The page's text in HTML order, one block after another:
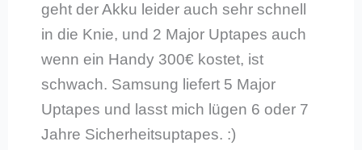
geht der Akku leider auch sehr schnell
in die Knie, und 2 Major Uptapes auch
wenn ein Handy 300€ kostet, ist
schwach. Samsung liefert 5 Major
Uptapes und lasst mich lügen 6 oder 7
Jahre Sicherheitsuptapes. :)